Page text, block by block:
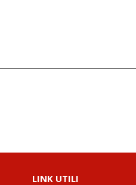
LINK UTILI